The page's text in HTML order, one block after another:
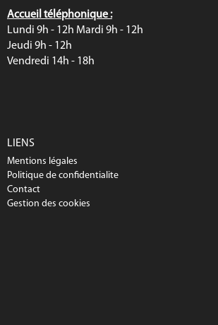
Accueil téléphonique :
Lundi 9h - 12h Mardi 9h - 12h
Jeudi 9h - 12h
Vendredi 14h - 18h
LIENS
Mentions légales
Politique de confidentialite
Contact
Gestion des cookies